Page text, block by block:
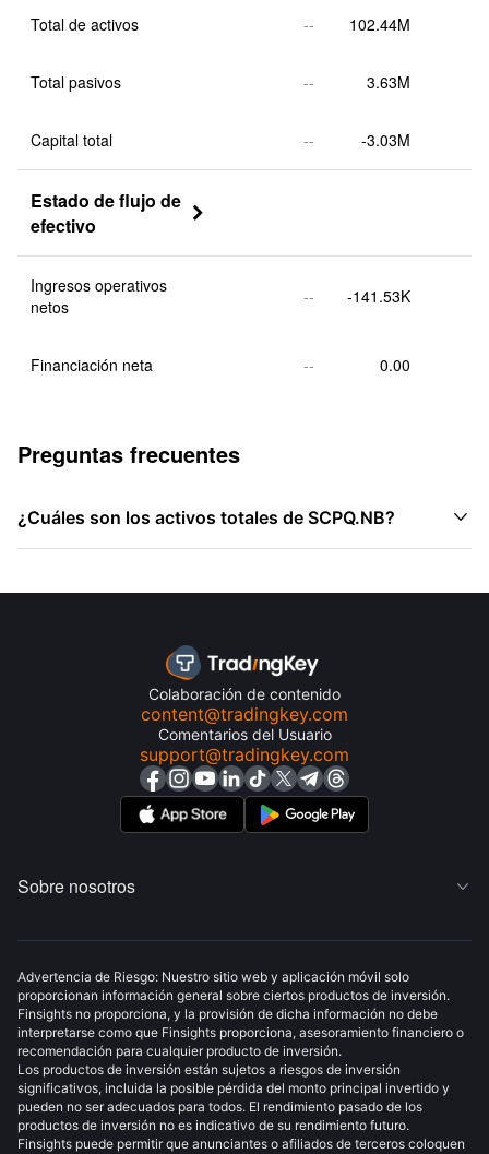
Total de activos -- 102.44M
Total pasivos -- 3.63M
Capital total -- -3.03M
Estado de flujo de
efectivo

Ingresos operativos
netos
-- -141.53K
Financiación neta -- 0.00
Preguntas frecuentes
¿Cuáles son los activos totales de SCPQ.NB? 
Colaboración de contenido
content@tradingkey.com
Comentarios del Usuario
support@tradingkey.com
Sobre nosotros 
Advertencia de Riesgo: Nuestro sitio web y aplicación móvil solo
proporcionan información general sobre ciertos productos de inversión.
Finsights no proporciona, y la provisión de dicha información no debe
interpretarse como que Finsights proporciona, asesoramiento financiero o
recomendación para cualquier producto de inversión.
Los productos de inversión están sujetos a riesgos de inversión
significativos, incluida la posible pérdida del monto principal invertido y
pueden no ser adecuados para todos. El rendimiento pasado de los
productos de inversión no es indicativo de su rendimiento futuro.
Finsights puede permitir que anunciantes o afiliados de terceros coloquen